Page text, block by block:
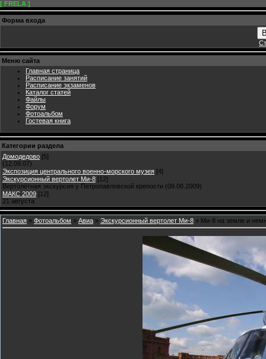
[ FRELA ]
Форма входа
Меню сайта
Главная страница
Расписание занятий
Расписание экзаменов
Каталог статей
Файлы
Форум
Фотоальбом
Гостевая книга
Категории раздела
Домодедово [5]
(12.09.07)
Экспозиция центрального военно-морского музея [4]
Экскурсионный вертолет Ми-8 [12]
Вертолётная экскурсия у Петропавловской крепости (09.08.2009)
МАКС 2009 [12]
21 августа
Главная » Фотоальбом » Авиа » Экскурсионный вертолет Ми-8 » Ми-8 на земле и